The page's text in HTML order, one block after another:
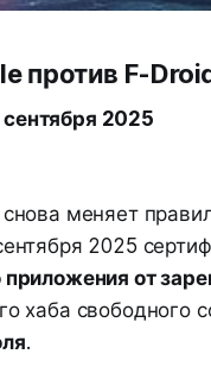
против F-
2025
снова меняет
2025
приложения от
хаба свободного
.